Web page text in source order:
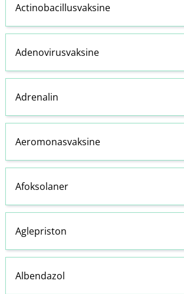
Actinobacillusvaksine
Adenovirusvaksine
Adrenalin
Aeromonasvaksine
Afoksolaner
Aglepriston
Albendazol